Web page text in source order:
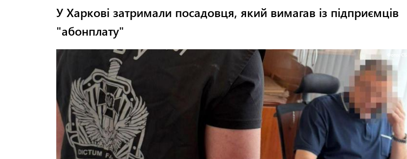
У Харкові затримали посадовця, який вимагав із підприємців
"абонплату"
Фото: СБУ